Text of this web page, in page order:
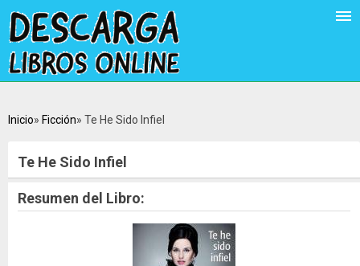
Inicio Ficción Te He Sido Infiel
Te He Sido Infiel
Resumen del Libro: